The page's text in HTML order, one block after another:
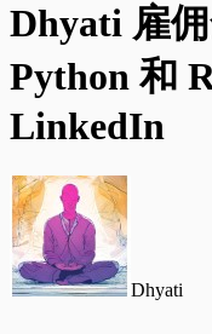
Dhyati 雇
Python 和
LinkedIn
Dhyati